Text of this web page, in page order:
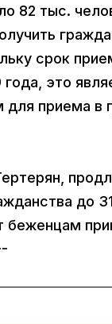
82 тыс.
срок
это
для приема в
до
беженцам